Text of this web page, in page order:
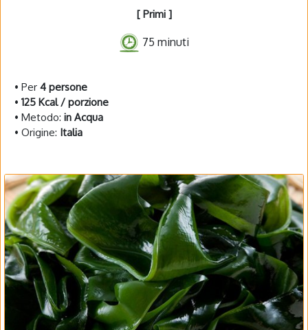
[ Primi ]
75 minuti
• Per 4 persone
• 125 Kcal / porzione
• Metodo: in Acqua
• Origine: Italia